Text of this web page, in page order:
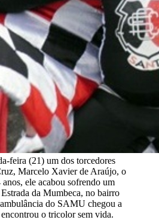
feira (21) um dos torcedores
Marcelo Xavier de Araújo, o
ele acabou sofrendo um
da Mumbeca, no bairro
do SAMU chegou a
o tricolor sem vida.